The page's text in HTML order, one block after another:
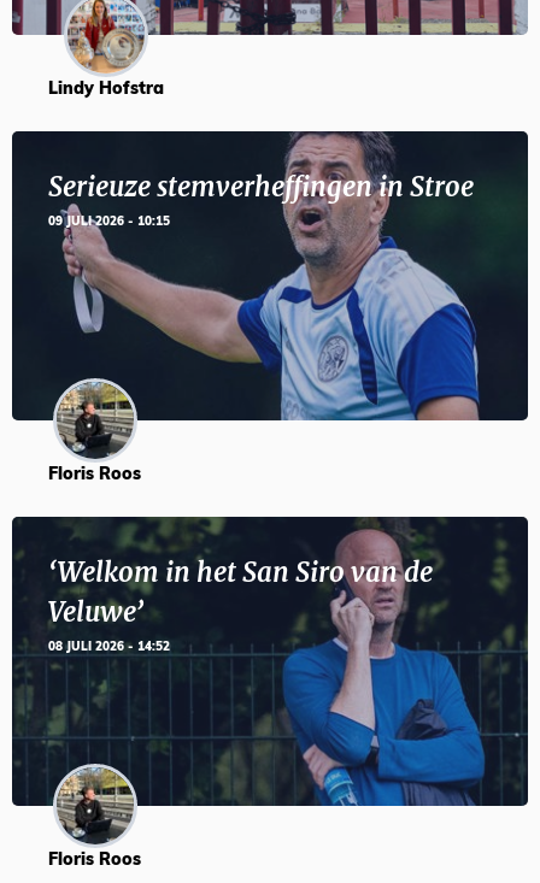
Lindy Hofstra
Serieuze stemverheffingen in Stroe
09 JULI 2026 - 10:15
Floris Roos
‘Welkom in het San Siro van de
Veluwe’
08 JULI 2026 - 14:52
Floris Roos